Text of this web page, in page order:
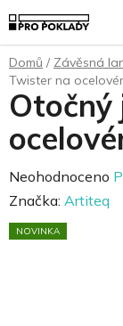
na
obsah
Domů / Závěsná
Twister na
Otočný
Průměrné
hodnocení
produktu
Neohodnoceno
Značka: Artiteq
NOVINKA